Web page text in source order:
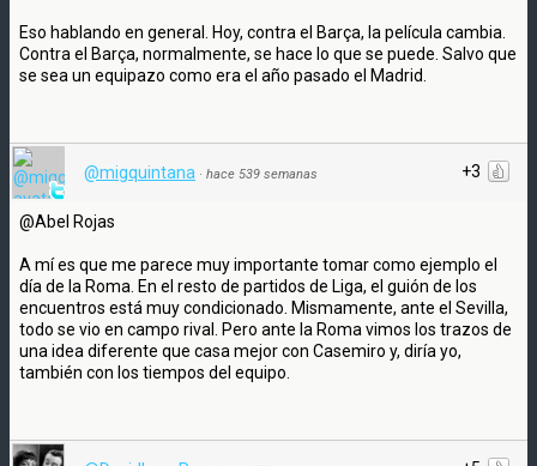
Eso hablando en general. Hoy, contra el Barça, la película cambia.
Contra el Barça, normalmente, se hace lo que se puede. Salvo que
se sea un equipazo como era el año pasado el Madrid.
+3
@migquintana · hace 539 semanas
@Abel Rojas
A mí es que me parece muy importante tomar como ejemplo el
día de la Roma. En el resto de partidos de Liga, el guión de los
encuentros está muy condicionado. Mismamente, ante el Sevilla,
todo se vio en campo rival. Pero ante la Roma vimos los trazos de
una idea diferente que casa mejor con Casemiro y, diría yo,
también con los tiempos del equipo.